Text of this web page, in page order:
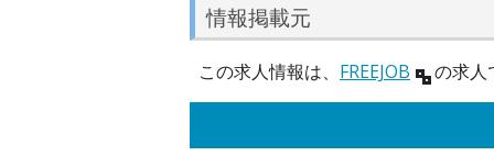
情報掲載元
この求人情報は、 FREEJOB の求人